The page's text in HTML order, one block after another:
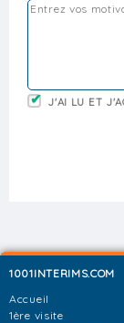
J'AI LU ET
1001INTERIMS.COM
Accueil
1ère visite